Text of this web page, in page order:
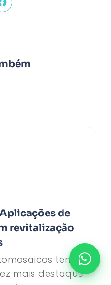
de
revitalização
tem
mais destaque